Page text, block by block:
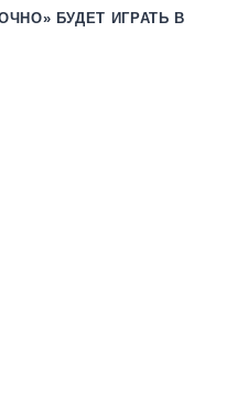
БУДЕТ ИГРАТЬ В